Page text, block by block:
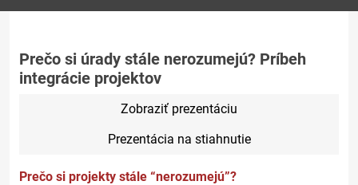
Prečo si úrady stále nerozumejú? Príbeh
integrácie projektov
Zobraziť prezentáciu
Prezentácia na stiahnutie
Prečo si projekty stále “nerozumejú”?